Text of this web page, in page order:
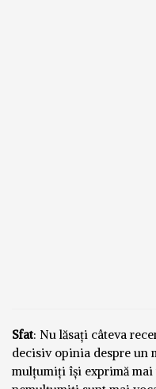
Sfat: Nu lăsați câteva
decisiv opinia despre un
mulțumiți își exprimă